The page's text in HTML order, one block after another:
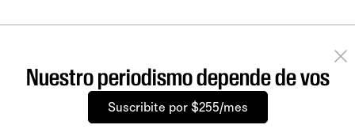
Nuestro periodismo depende de vos
Suscribite por $255/mes